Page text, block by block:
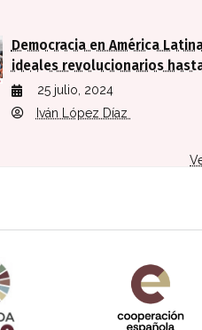
Democracia en América
ideales revolucionarios
25 julio, 2024
Iván López Díaz